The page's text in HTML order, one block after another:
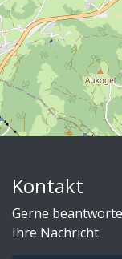
Kontakt
Gerne
Ihre Nachricht.